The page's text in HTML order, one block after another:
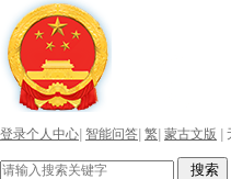
登录个人中心 智能问答 繁 蒙古文版
搜索